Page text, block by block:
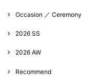
Occasion ／ Ceremony
2026 SS
2026 AW
Recommend